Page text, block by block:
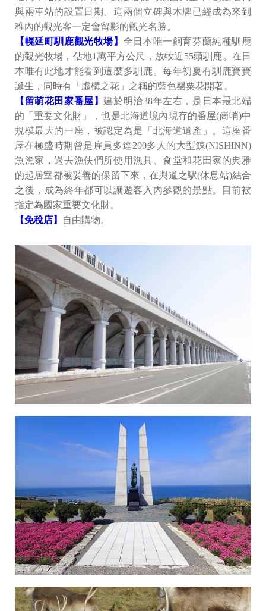
與兩車站的設置日期。這兩個立碑與木牌已經成為來到
稚內的觀光客一定會留影的觀光名勝。
【幌延町馴鹿觀光牧場】 全日本唯一飼育芬蘭純種馴鹿
的觀光牧場，佔地1萬平方公尺，放牧近55頭馴鹿。在日
本唯有此地才能看到這麼多馴鹿。每年初夏有馴鹿寶寶
誕生，同時有「虛構之花」之稱的藍色罌粟花開著。
【留萌花田家番屋】建於明治38年左右，是日本最北端
的「重要文化財」，也是北海道境內現存的番屋(崗哨)中
規模最大的一座，被認定為是「北海道遺產」。這座番
屋在極盛時期曾是雇員多達200多人的大型鰊(NISHINN)
魚漁家，過去漁伕們所使用漁具、食堂和花田家的典雅
的起居室都被妥善的保留下來，在與道之駅(休息站)結合
之後，成為終年都可以讓遊客入內參觀的景點。目前被
指定為國家重要文化財。
【免稅店】
自由購物。